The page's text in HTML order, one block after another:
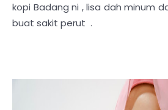
kopi Badang ni , lisa dah minum
buat sakit perut .